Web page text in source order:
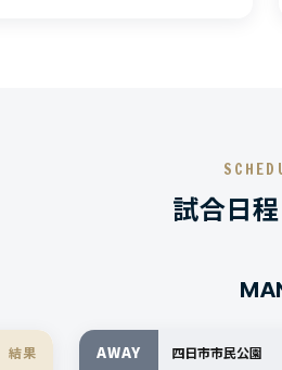
試合日
結果 AWAY 四日市市民公園